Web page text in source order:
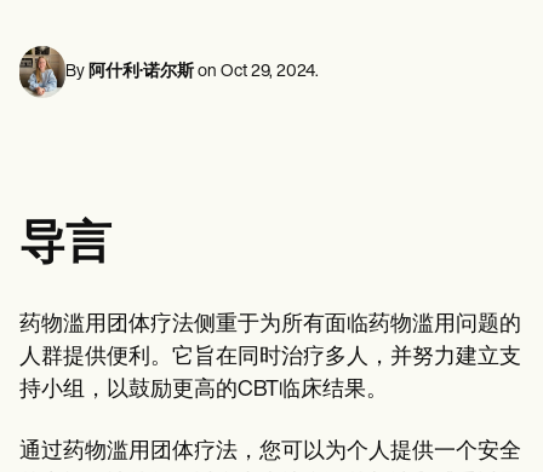
心理学家
护士
对比
应用程序指南
Procedure Codes
超级账单模板
SOAP 笔记模板
治疗计划模板
Social Work Treatment Plans
By 阿什利·诺尔斯 on Oct 29, 2024.
导言
药物滥用团体疗法侧重于为所有面临药物滥用问题的
人群提供便利。它旨在同时治疗多人，并努力建立支
持小组，以鼓励更高的CBT临床结果。
通过药物滥用团体疗法，您可以为个人提供一个安全